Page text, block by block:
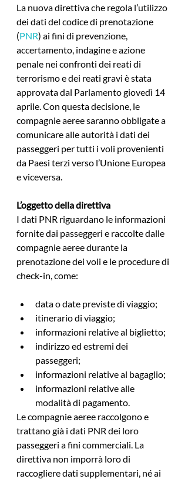
La nuova direttiva che regola l’utilizzo
dei dati del codice di prenotazione
(PNR) ai fini di prevenzione,
accertamento, indagine e azione
penale nei confronti dei reati di
terrorismo e dei reati gravi è stata
approvata dal Parlamento giovedì 14
aprile. Con questa decisione, le
compagnie aeree saranno obbligate a
comunicare alle autorità i dati dei
passeggeri per tutti i voli provenienti
da Paesi terzi verso l’Unione Europea
e viceversa.
L’oggetto della direttiva
I dati PNR riguardano le informazioni
fornite dai passeggeri e raccolte dalle
compagnie aeree durante la
prenotazione dei voli e le procedure di
check-in, come:
data o date previste di viaggio;
itinerario di viaggio;
informazioni relative al biglietto;
indirizzo ed estremi dei
passeggeri;
informazioni relative al bagaglio;
informazioni relative alle
modalità di pagamento.
Le compagnie aeree raccolgono e
trattano già i dati PNR dei loro
passeggeri a fini commerciali. La
direttiva non imporrà loro di
raccogliere dati supplementari, né ai